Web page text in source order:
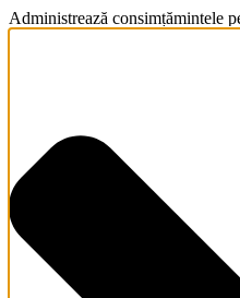
Administrează consimțămintele